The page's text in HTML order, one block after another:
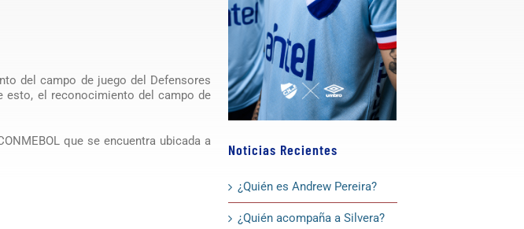
del campo de juego del Defensores
esto, el reconocimiento del campo de
que se encuentra ubicada a
Noticias Recientes
¿Quién es Andrew Pereira?
¿Quién acompaña a Silvera?